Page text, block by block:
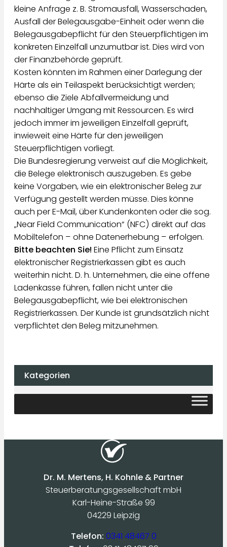
kleine Anfrage z. B. Stromausfall, Wasserschaden,
Ausfall der Belegausgabe-Einheit oder wenn die
Belegausgabepflicht für den Steuerpflichtigen im
konkreten Einzelfall unzumutbar ist. Dies wird von
der Finanzbehörde geprüft.
Kosten könnten im Rahmen einer Darlegung der
Härte als ein Teilaspekt berücksichtigt werden;
ebenso die Ziele Abfallvermeidung und
nachhaltiger Umgang mit Ressourcen. Es wird
jedoch immer im jeweiligen Einzelfall geprüft,
inwieweit eine Härte für den jeweiligen
Steuerpflichtigen vorliegt.
Die Bundesregierung verweist auf die Möglichkeit,
die Belege elektronisch auszugeben. Es gebe
keine Vorgaben, wie ein elektronischer Beleg zur
Verfügung gestellt werden müsse. Dies könne
auch per E-Mail, über Kundenkonten oder die sog.
„Near Field Communication“ (NFC) direkt auf das
Mobiltelefon – ohne Datenerhebung – erfolgen.
Bitte beachten Sie! Eine Pflicht zum Einsatz
elektronischer Registrierkassen gibt es auch
weiterhin nicht. D. h. Unternehmen, die eine offene
Ladenkasse führen, fallen nicht unter die
Belegausgabepflicht, wie bei elektronischen
Registrierkassen. Der Kunde ist grundsätzlich nicht
verpflichtet den Beleg mitzunehmen.
Kategorien
Dr. M. Mertens, H. Kohnle & Partner
Steuerberatungsgesellschaft mbH
Karl-Heine-Straße 99
04229 Leipzig
Telefon: 0341 48467 0